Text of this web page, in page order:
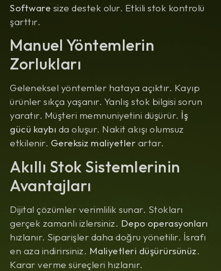
Software size destek olur. Etkili stok kontrolü
şarttır.
Manuel Yöntemlerin
Zorlukları
Geleneksel yöntemler hataya açıktır. Kayıp
ürünler sıkça yaşanır. Yanlış stok bilgisi sorun
yaratır. Müşteri memnuniyetini düşürür. İş
gücü kaybı da oluşur. Nakit akışı olumsuz
etkilenir. Gereksiz maliyetler artar.
Akıllı Stok Sistemlerinin
Avantajları
Dijital çözümler verimlilik sunar. Stokları
gerçek zamanlı izlersiniz. Depo operasyonları
hızlanır. Siparişler daha doğru yönetilir. İsrafı
en aza indirirsiniz. Maliyetleri düşürürsünüz.
Karar verme süreçleri hızlanır.